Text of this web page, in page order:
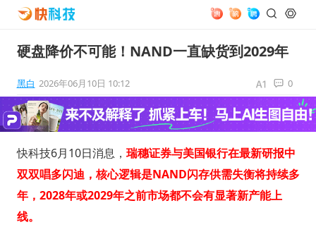
硬盘降价不可能！NAND一直缺货到2029年
黑白 2026年06月10日 10:12 0
快科技6月10日消息， 瑞穗证券与美国银行在最新研报中
双双唱多闪迪，核心逻辑是NAND闪存供需失衡将持续多
年，2028年或2029年之前市场都不会有显著新产能上
线。